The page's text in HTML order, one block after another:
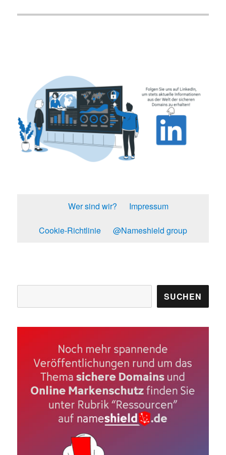
Wer sind wir? Impressum
Cookie-Richtlinie @Nameshield group
SUCHEN